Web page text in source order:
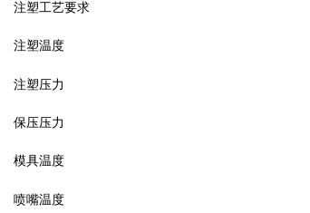
注塑工艺要求
注塑温度
注塑压力
保压压力
模具温度
喷嘴温度